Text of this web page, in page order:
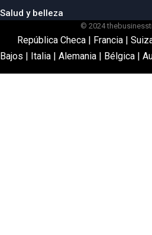
Salud y belleza
© 2024
República Checa| Francia|
Bajos | Italia | Alemania | Bélgica |